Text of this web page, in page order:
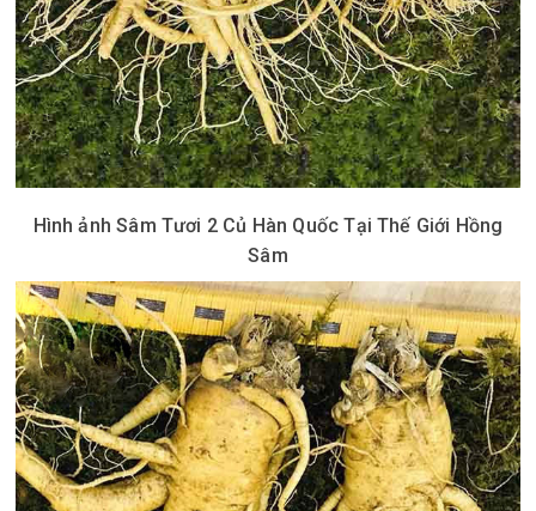
Hình ảnh Sâm Tươi 2 Củ Hàn Quốc Tại Thế Giới Hồng
Sâm